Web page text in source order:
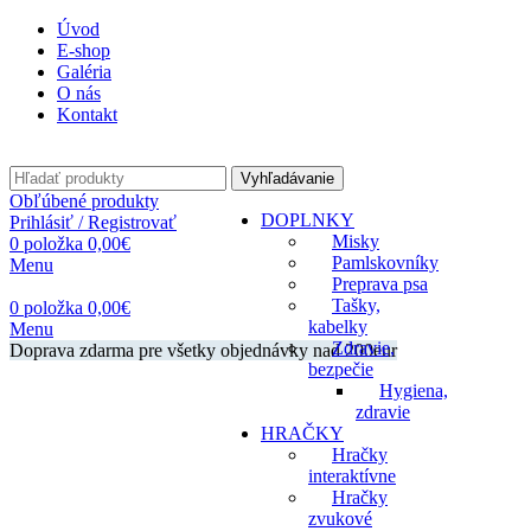
Úvod
E-shop
Galéria
O nás
Kontakt
DOPLNKY
Misky
Pamlskovníky
Preprava psa
Tašky,
kabelky
Zdravie,
bezpečie
Hygiena,
zdravie
HRAČKY
Hračky
interaktívne
Hračky
zvukové
Vyhľadávanie
Obľúbené produkty
Prihlásiť / Registrovať
0 položka 0,00€
Menu
0 položka 0,00€
Menu
Doprava zdarma pre všetky objednávky nad 200eur